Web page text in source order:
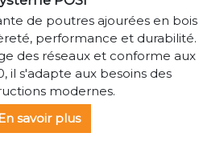
de poutres ajourées en bois
performance et durabilité.
des réseaux et conforme aux
il s'adapte aux besoins des
modernes.
savoir plus